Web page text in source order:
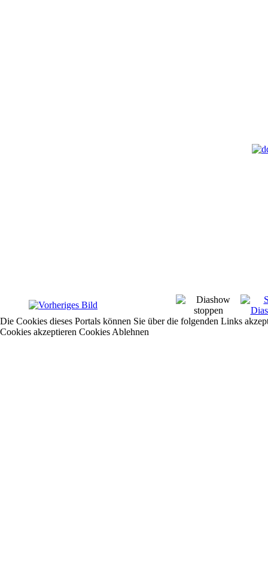
Die Cookies dieses Portals können Sie über die folgenden Links
Cookies akzeptieren Cookies Ablehnen